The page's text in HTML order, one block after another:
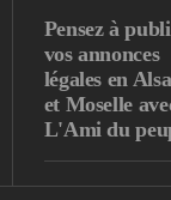
Pensez à
vos annonces
légales en
et Moselle
L'Ami du